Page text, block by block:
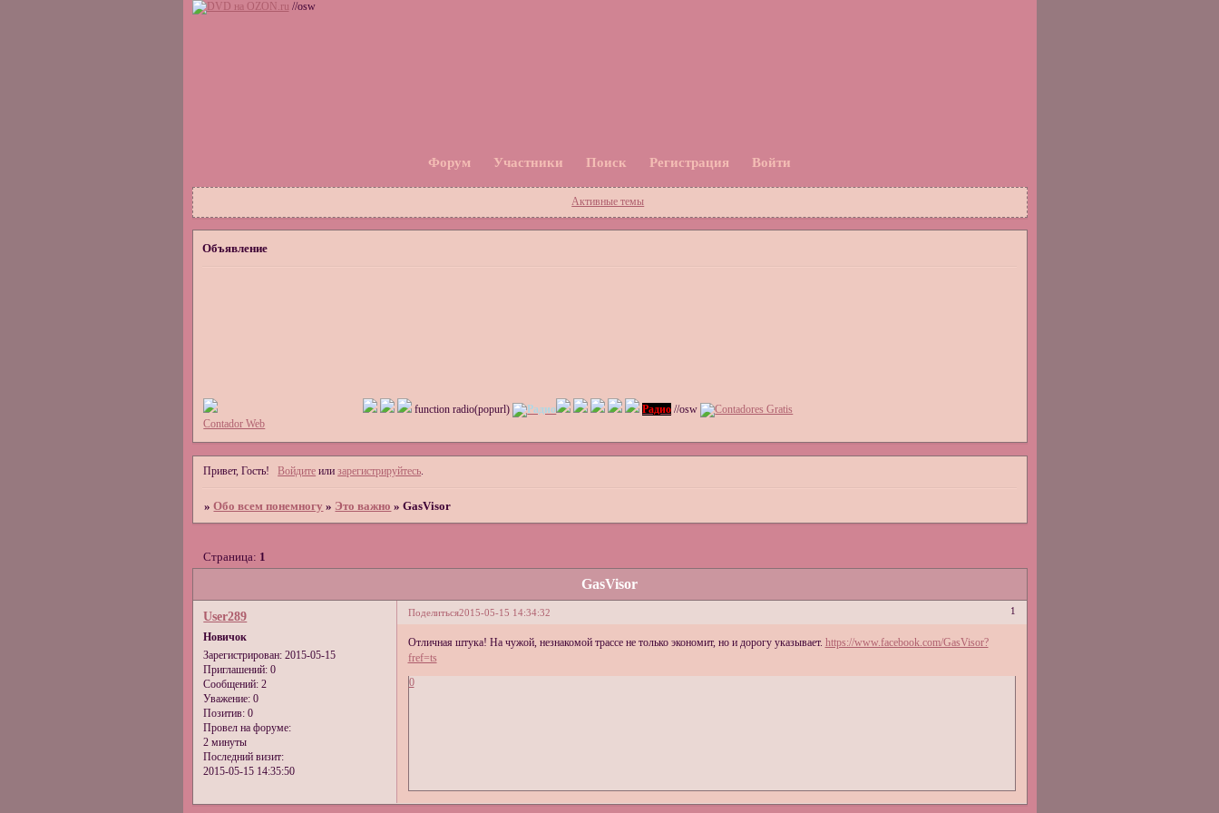
//osw
Форум Участники Поиск Регистрация Войти
Активные темы
Объявление
function radio(popurl) Радио //osw
Contador Web
Привет, Гость! Войдите илизарегистрируйтесь.
»Обо всем понемногу » Это важно »GasVisor
GasVisor
Страница: 1
Поделиться 1
2015-05-15 14:34:32
User289
Новичок
Зарегистрирован: 2015-05-15
Приглашений: 0
Сообщений: 2
Уважение: 0
Позитив: 0
Провел на форуме:
2 минуты
Последний визит:
2015-05-15 14:35:50
Отличная штука! На чужой, незнакомой трассе не только экономит, но и дорогу указывает. https://www.facebook.com/GasVisor?
fref=ts
0